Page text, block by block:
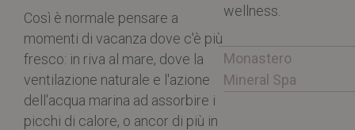
Così è normale pensare a
momenti di vacanza dove c'è più
fresco: in riva al mare, dove la
ventilazione naturale e l'azione
dell'acqua marina ad assorbire i
picchi di calore, o ancor di più in
wellness.
Monastero
Mineral Spa